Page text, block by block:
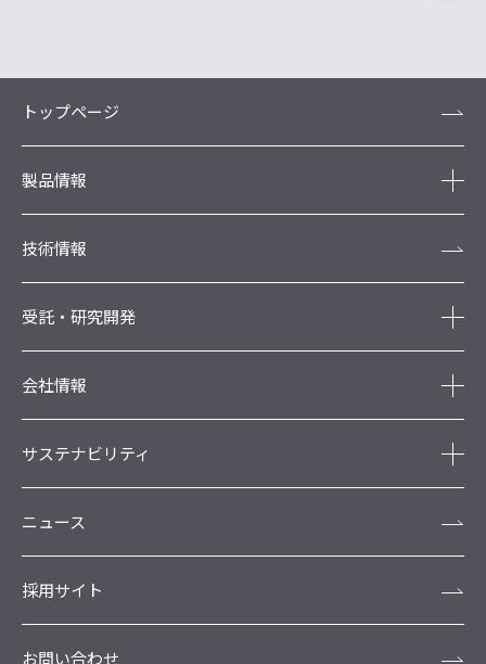
トップページ
製品情報
技術情報
受託・研究開発
会社情報
サステナビリティ
ニュース
採用サイト
お問い合わせ